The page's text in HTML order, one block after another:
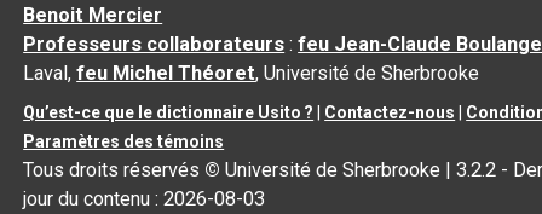
Benoit Mercier
Professeurs collaborateurs :feu Jean-Claude
Laval,feu Michel Théoret, Université de Sherbrooke
Qu’est-ce que le dictionnaire Usito ? Contactez-nous
Paramètres des témoins
Tous droits réservés © Université de Sherbrooke |3.2.2 -
jour du contenu :2026-08-03